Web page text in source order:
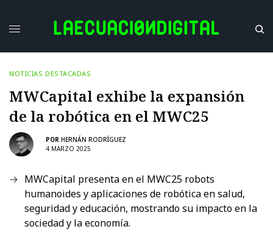
NOTICIAS DESTACADAS
MWCapital exhibe la expansión
de la robótica en el MWC25
POR HERNÁN RODRÍGUEZ
4 MARZO 2025
MWCapital presenta en el MWC25 robots
humanoides y aplicaciones de robótica en salud,
seguridad y educación, mostrando su impacto en la
sociedad y la economía.